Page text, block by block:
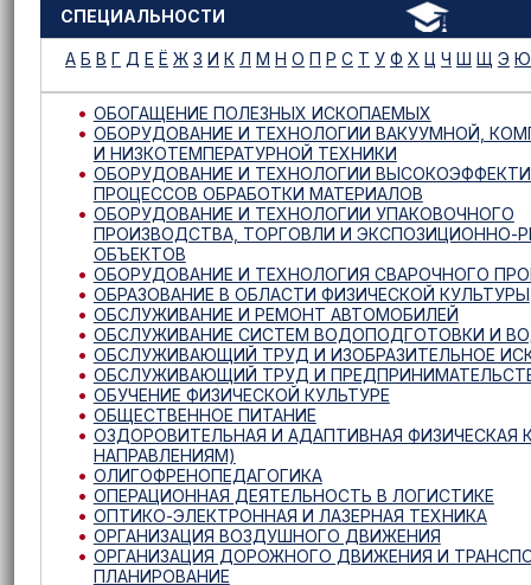
СПЕЦИАЛЬНОСТИ
А Б В Г Д Е Ё Ж З И К Л М Н О П Р С Т У Ф Х Ц Ч Ш Щ Э Ю
ОБОГАЩЕНИЕ ПОЛЕЗНЫХ ИСКОПАЕМЫХ
ОБОРУДОВАНИЕ И ТЕХНОЛОГИИ ВАКУУМНОЙ,
И НИЗКОТЕМПЕРАТУРНОЙ ТЕХНИКИ
ОБОРУДОВАНИЕ И ТЕХНОЛОГИИ
ПРОЦЕССОВ ОБРАБОТКИ МАТЕРИАЛОВ
ОБОРУДОВАНИЕ И ТЕХНОЛОГИИ УПАКОВОЧНОГО
ПРОИЗВОДСТВА, ТОРГОВЛИ И ЭКСПОЗИЦИОННО-
ОБЪЕКТОВ
ОБОРУДОВАНИЕ И ТЕХНОЛОГИЯ СВАРОЧНОГО
ОБРАЗОВАНИЕ В ОБЛАСТИ ФИЗИЧЕСКОЙ КУЛЬТУРЫ
ОБСЛУЖИВАНИЕ И РЕМОНТ АВТОМОБИЛЕЙ
ОБСЛУЖИВАНИЕ СИСТЕМ ВОДОПОДГОТОВКИ И
ОБСЛУЖИВАЮЩИЙ ТРУД И ИЗОБРАЗИТЕЛЬНОЕ
ОБСЛУЖИВАЮЩИЙ ТРУД И
ОБУЧЕНИЕ ФИЗИЧЕСКОЙ КУЛЬТУРЕ
ОБЩЕСТВЕННОЕ ПИТАНИЕ
ОЗДОРОВИТЕЛЬНАЯ И АДАПТИВНАЯ ФИЗИЧЕСКАЯ
НАПРАВЛЕНИЯМ)
ОЛИГОФРЕНОПЕДАГОГИКА
ОПЕРАЦИОННАЯ ДЕЯТЕЛЬНОСТЬ В ЛОГИСТИКЕ
ОПТИКО-ЭЛЕКТРОННАЯ И ЛАЗЕРНАЯ ТЕХНИКА
ОРГАНИЗАЦИЯ ВОЗДУШНОГО ДВИЖЕНИЯ
ОРГАНИЗАЦИЯ ДОРОЖНОГО ДВИЖЕНИЯ И
ПЛАНИРОВАНИЕ